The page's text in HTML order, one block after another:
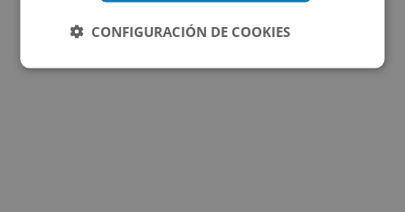
Desde 3.000€
CONFIGURACIÓN DE COOKIES